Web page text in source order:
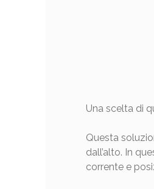
Una scelta di
Questa
dall’alto. In
corrente e